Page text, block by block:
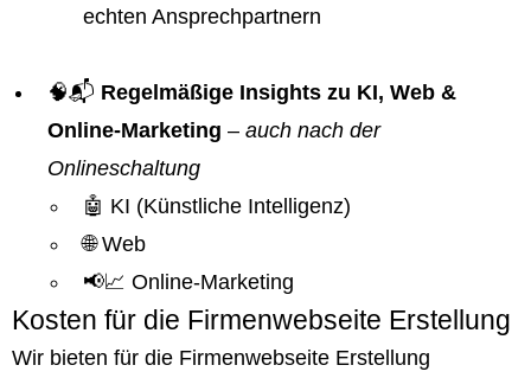
echten Ansprechpartnern
🧠📬 Regelmäßige Insights zu KI, Web &
Online-Marketing – auch nach der
Onlineschaltung
🤖 KI (Künstliche Intelligenz)
🌐 Web
📢📈 Online-Marketing
Kosten für die Firmenwebseite Erstellung
Wir bieten für die Firmenwebseite Erstellung